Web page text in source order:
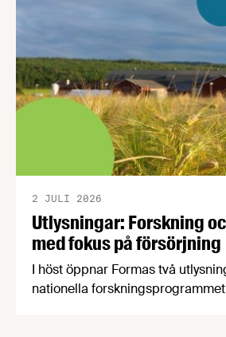
Utlysningar: Forskning
med fokus på försörjning
2 JULI 2026
I höst öppnar Formas två
nationella